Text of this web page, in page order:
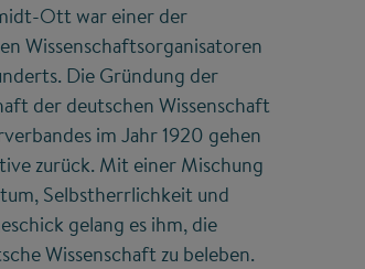
Ott war einer der
Wissenschaftsorganisatoren
Die Gründung der
der deutschen Wissenschaft
im Jahr 1920 gehen
zurück. Mit einer Mischung
Selbstherrlichkeit und
gelang es ihm, die
Wissenschaft zu beleben.